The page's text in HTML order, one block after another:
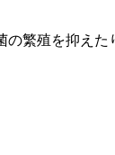
繁殖を抑えた